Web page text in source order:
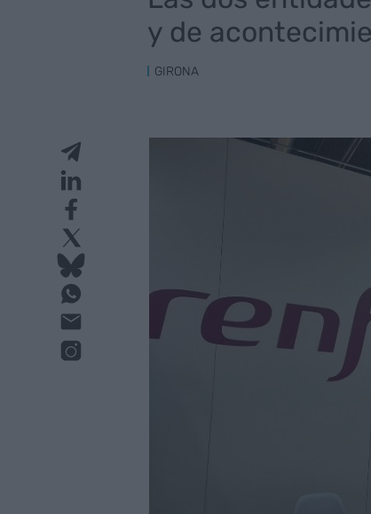
y de
GIRONA